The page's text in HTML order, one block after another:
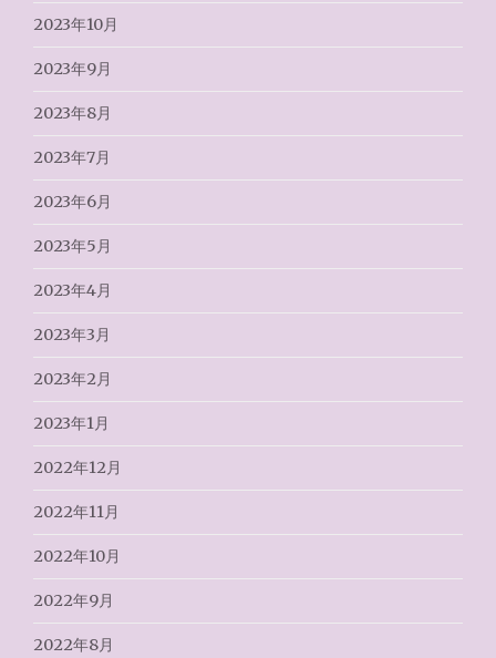
2023年10月
2023年9月
2023年8月
2023年7月
2023年6月
2023年5月
2023年4月
2023年3月
2023年2月
2023年1月
2022年12月
2022年11月
2022年10月
2022年9月
2022年8月